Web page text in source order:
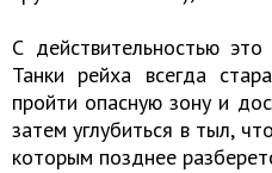
С действительностью
Танки рейха всегда
пройти опасную зону и
затем углубиться в тыл,
которым позднее